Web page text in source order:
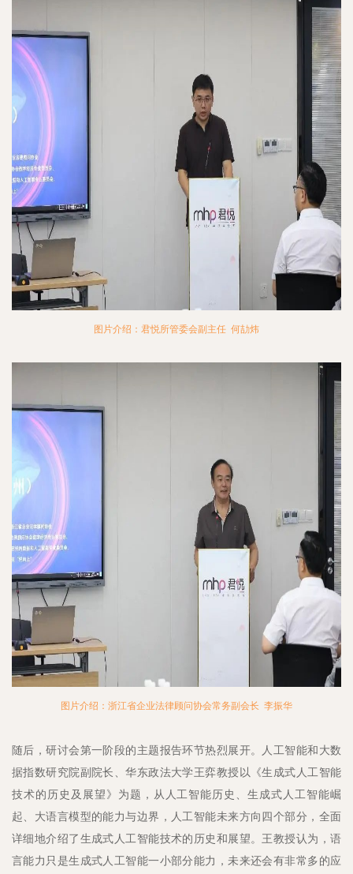
图片介绍：君悦所管委会副主任 何劼炜
图片介绍：浙江省企业法律顾问协会常务副会长 李振华
随后，研讨会第一阶段的主题报告环节热烈展开。人工智能和大数
据指数研究院副院长、华东政法大学王弈教授以《生成式人工智能
技术的历史及展望》为题，从人工智能历史、生成式人工智能崛
起、大语言模型的能力与边界，人工智能未来方向四个部分，全面
详细地介绍了生成式人工智能技术的历史和展望。王教授认为，语
言能力只是生成式人工智能一小部分能力，未来还会有非常多的应